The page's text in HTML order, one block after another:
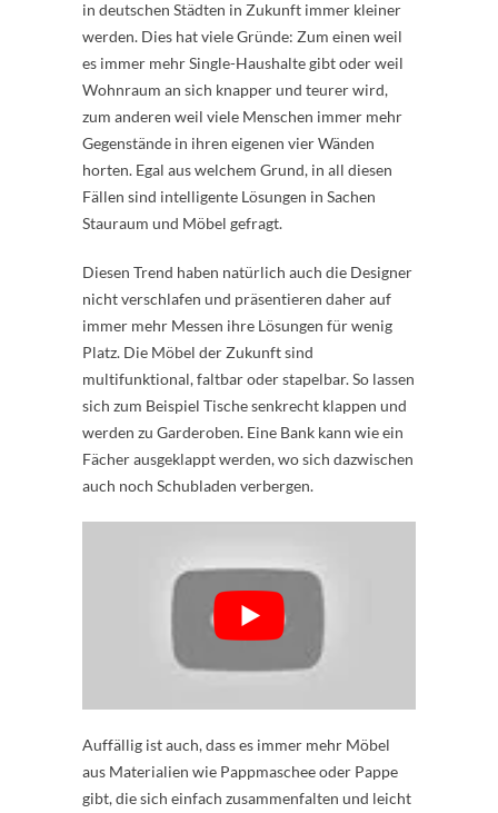
in deutschen Städten in Zukunft immer kleiner
werden. Dies hat viele Gründe: Zum einen weil
es immer mehr Single-Haushalte gibt oder weil
Wohnraum an sich knapper und teurer wird,
zum anderen weil viele Menschen immer mehr
Gegenstände in ihren eigenen vier Wänden
horten. Egal aus welchem Grund, in all diesen
Fällen sind intelligente Lösungen in Sachen
Stauraum und Möbel gefragt.
Diesen Trend haben natürlich auch die Designer
nicht verschlafen und präsentieren daher auf
immer mehr Messen ihre Lösungen für wenig
Platz. Die Möbel der Zukunft sind
multifunktional, faltbar oder stapelbar. So lassen
sich zum Beispiel Tische senkrecht klappen und
werden zu Garderoben. Eine Bank kann wie ein
Fächer ausgeklappt werden, wo sich dazwischen
auch noch Schubladen verbergen.
Auffällig ist auch, dass es immer mehr Möbel
aus Materialien wie Pappmaschee oder Pappe
gibt, die sich einfach zusammenfalten und leicht